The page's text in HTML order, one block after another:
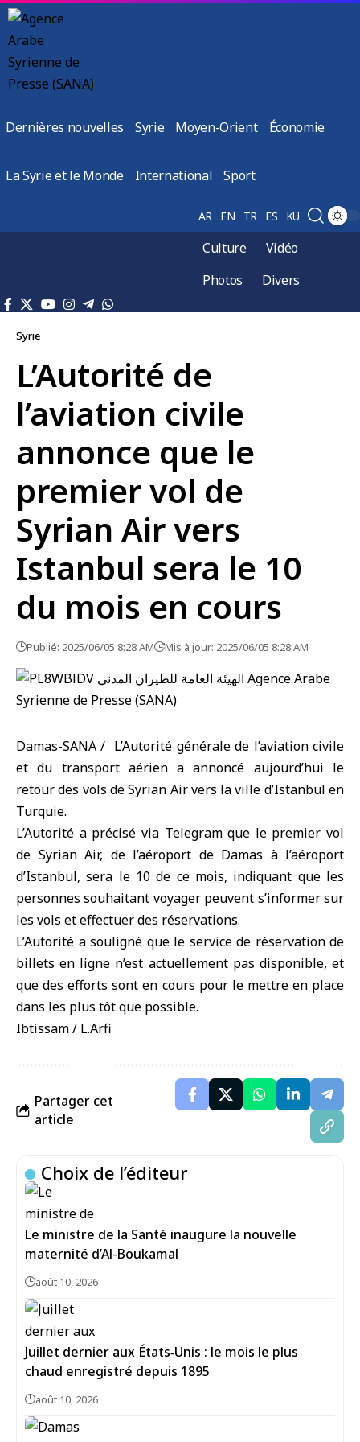
Dernières nouvelles Syrie Moyen-Orient Économie
La Syrie et le Monde International Sport
AR EN TR ES KU
Culture
Vidéo
Photos
Divers
Syrie
L’Autorité de
l’aviation civile
annonce que le
premier vol de
Syrian Air vers
Istanbul sera le 10
du mois en cours
Publié: 2025/06/05 8:28 AM Mis à jour: 2025/06/05 8:28 AM
Damas-SANA / L’Autorité générale de l’aviation civile
et du transport aérien a annoncé aujourd’hui le
retour des vols de Syrian Air vers la ville d’Istanbul en
Turquie.
L’Autorité a précisé via Telegram que le premier vol
de Syrian Air, de l’aéroport de Damas à l’aéroport
d’Istanbul, sera le 10 de ce mois, indiquant que les
personnes souhaitant voyager peuvent s’informer sur
les vols et effectuer des réservations.
L’Autorité a souligné que le service de réservation de
billets en ligne n’est actuellement pas disponible, et
que des efforts sont en cours pour le mettre en place
dans les plus tôt que possible.
Ibtissam / L.Arfi
Partager cet
article
Choix de l’éditeur
Le ministre de la Santé inaugure la nouvelle
maternité d’Al-Boukamal
août 10, 2026
Juillet dernier aux États‑Unis : le mois le plus
chaud enregistré depuis 1895
août 10, 2026